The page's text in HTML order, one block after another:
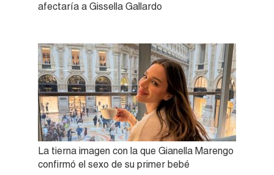
afectaría a Gissella Gallardo
La tierna imagen con la que Gianella Marengo
confirmó el sexo de su primer bebé